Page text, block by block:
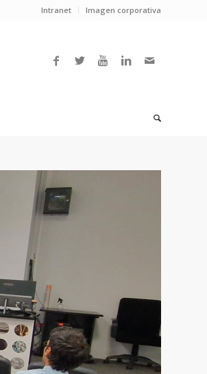
Intranet Imagen corporativa